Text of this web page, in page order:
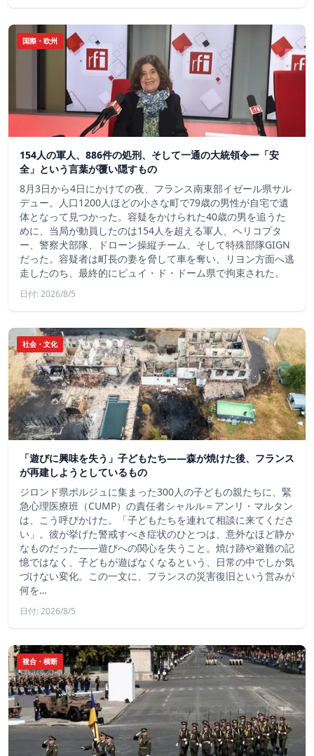
国際・欧州
154人の軍人、886件の処刑、そして一通の大統領令ー「安
全」という言葉が覆い隠すもの
8月3日から4日にかけての夜、フランス南東部イゼール県サル
デュー。人口1200人ほどの小さな町で79歳の男性が自宅で遺
体となって見つかった。容疑をかけられた40歳の男を追うた
めに、当局が動員したのは154人を超える軍人、ヘリコプタ
ー、警察犬部隊、ドローン操縦チーム、そして特殊部隊GIGN
だった。容疑者は町長の妻を脅して車を奪い、リヨン方面へ逃
走したのち、最終的にピュイ・ド・ドーム県で拘束された。
日付: 2026/8/5
社会・文化
「遊びに興味を失う」子どもたち——森が焼けた後、フランス
が再建しようとしているもの
ジロンド県ポルジュに集まった300人の子どもの親たちに、緊
急心理医療班（CUMP）の責任者シャルル＝アンリ・マルタン
は、こう呼びかけた。「子どもたちを連れて相談に来てくださ
い」。彼が挙げた警戒すべき症状のひとつは、意外なほど静か
なものだった――遊びへの関心を失うこと。焼け跡や避難の記
憶ではなく、子どもが遊ばなくなるという、日常の中でしか気
づけない変化。この一文に、フランスの災害復旧という営みが
何を…
日付: 2026/8/5
複合・横断